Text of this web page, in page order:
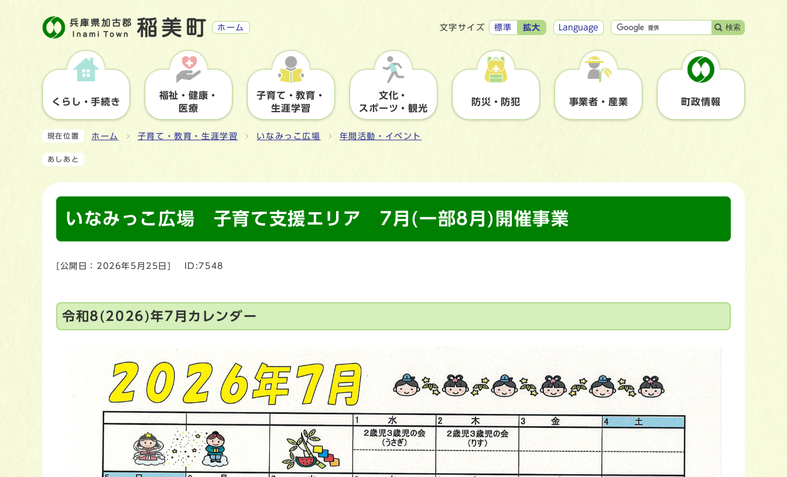
ホーム 文字サイズ 標準 拡大 Language 検索
くらし・手続き
福祉・健康・
医療
子育て・教育・
生涯学習
文化・
スポーツ・観光
防災・防犯 事業者・産業 町政情報
現在位置 ホーム 子育て・教育・生涯学習 いなみっこ広場 年間活動・イベント
あしあと
いなみっこ広場 子育て支援エリア 7月(一部8月)開催事業
[公開日： 2026年5月25日 ID:7548
令和8(2026)年7月カレンダー